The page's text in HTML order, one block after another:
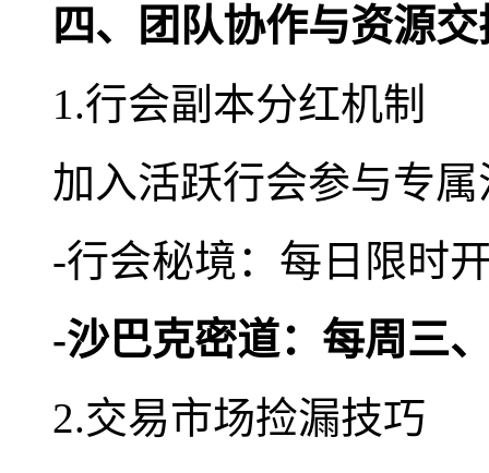
四、团队协作与资源交
1.行会副本分红机制
加入活跃行会参与专
-行会秘境：每日限时
-沙巴克密道：每周三
2.交易市场捡漏技巧